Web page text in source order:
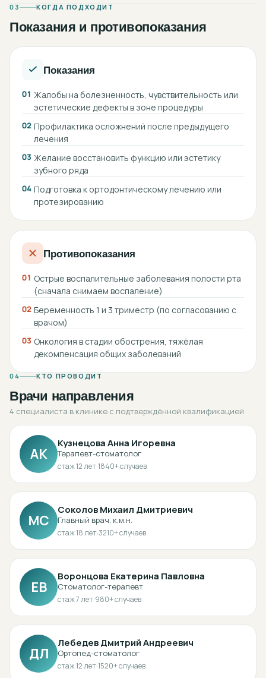
03 КОГДА ПОДХОДИТ
Показания и противопоказания
Показания
01 Жалобы на болезненность, чувствительность или
эстетические дефекты в зоне процедуры
02 Профилактика осложнений после предыдущего
лечения
03 Желание восстановить функцию или эстетику
зубного ряда
04 Подготовка к ортодонтическому лечению или
протезированию
Противопоказания
01 Острые воспалительные заболевания полости рта
(сначала снимаем воспаление)
02 Беременность 1 и 3 триместр (по согласованию с
врачом)
03 Онкология в стадии обострения, тяжёлая
декомпенсация общих заболеваний
04 КТО ПРОВОДИТ
Врачи направления
4 специалиста в клинике с подтверждённой квалификацией
АК
Кузнецова Анна Игоревна
Терапевт-стоматолог
стаж12лет·1840+ случаев
МС
Соколов Михаил Дмитриевич
Главный врач, к.м.н.
стаж18лет·3210+ случаев
ЕВ
Воронцова Екатерина Павловна
Стоматолог-терапевт
стаж7лет·980+ случаев
ДЛ
Лебедев Дмитрий Андреевич
Ортопед-стоматолог
стаж12лет·1520+ случаев